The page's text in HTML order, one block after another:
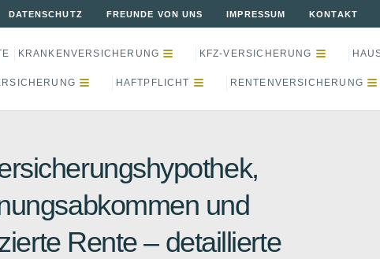
DATENSCHUTZ FREUNDE VON UNS IMPRESSUM KONTAKT
KRANKENVERSICHERUNG KFZ-VERSICHERUNG
HAFTPFLICHT RENTENVERSICHERUNG
und
Rente – detaillierte